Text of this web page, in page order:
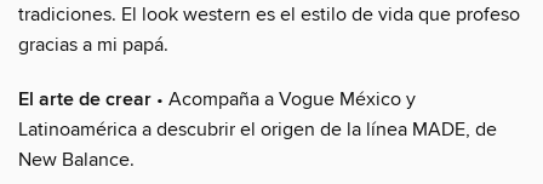
tradiciones. El look western es el estilo de vida que profeso
gracias a mi papá.
El arte de crear • Acompaña a Vogue México y
Latinoamérica a descubrir el origen de la línea MADE, de
New Balance.